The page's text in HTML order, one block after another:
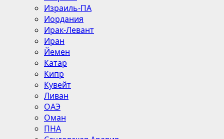
Израиль-ПА
Иордания
Ирак-Левант
Иран
Йемен
Катар
Кипр
Кувейт
Ливан
ОАЭ
Оман
ПНА